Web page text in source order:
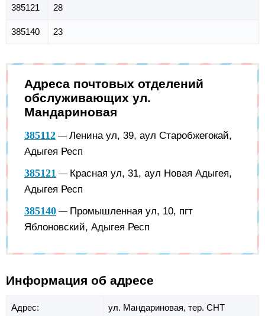
385121 28
385140 23
Адреса почтовых отделений
обслуживающих ул.
Мандариновая
385112 — Ленина ул, 39, аул Старобжегокай,
Адыгея Респ
385121 — Красная ул, 31, аул Новая Адыгея,
Адыгея Респ
385140 — Промышленная ул, 10, пгт
Яблоновский, Адыгея Респ
Информация об адресе
Адрес: ул. Мандариновая, тер. СНТ